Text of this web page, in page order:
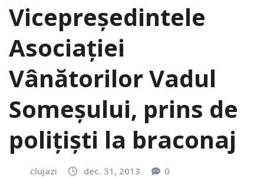
Vicepreședintele
Asociației
Vânătorilor Vadul
Someşului, prins de
poliţişti la braconaj
clujazi dec. 31, 2013 0